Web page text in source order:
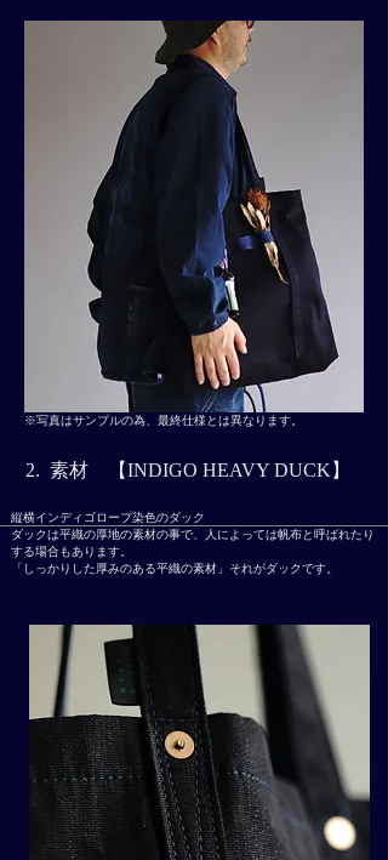
※写真はサンプルの為、最終仕様とは異なります。
2. 素材 【INDIGO HEAVY DUCK】
​縦横インディゴロープ染色のダック
ダックは平織の厚地の素材の事で、人によっては帆布と呼ばれたり
する場合もあります。
​「しっかりした厚みのある平織の素材」それがダックです。